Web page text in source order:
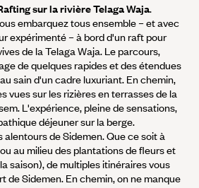
sur la rivière Telaga Waja.
embarquez tous ensemble – et avec
expérimenté – à bord d'un raft pour
de la Telaga Waja. Le parcours,
de quelques rapides et des étendues
sain d'un cadre luxuriant. En chemin,
vues sur les rizières en terrasses de la
L'expérience, pleine de sensations,
déjeuner sur la berge.
alentours de Sidemen. Que ce soit à
au milieu des plantations de fleurs et
saison), de multiples itinéraires vous
de Sidemen. En chemin, on ne manque